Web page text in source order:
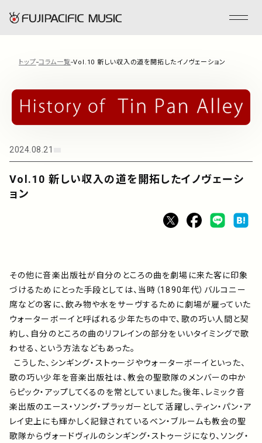
会社情報
事業内容
ENGLISH
プレイリスト
ミュージックライブラリ
映像制作
お問い合わせ 楽曲利用申込
トップ コラム一覧 Vol.10 新しい収入の道を開拓したイノヴェーション
Vol.10 新しい収入の道を開拓したイノヴェーシ
ョン
2024.08.21
その他に音楽出版社が自分のところの曲を劇場に来た客に印象
づけるためにとった手段としては、当時（1890年代）バルコニー
席などの客に、飲み物や水をサーヴするために劇場が雇っていた
ウォーターボーイと呼ばれる少年たちの中で、歌の巧い人間と契
約し、自分のところの曲のリフレインの部分をいいタイミングで歌
わせる、という方法などもあった。
こうした、シンギング・ストゥージやウォーターボーイといった、
歌の巧い少年を音楽出版社は、教会の聖歌隊のメンバーの中か
らピック・アップしてくるのを常としていました。後年、レミック音
楽出版のエース・ソング・プラッガーとして活躍し、ティン・パン・ア
レイ史上にも輝かしく記録されているベン・ブルームも教会の聖
歌隊からヴォードヴィルのシンギング・ストゥージになり、ソング・